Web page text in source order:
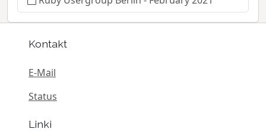
Kontakt
E-Mail
Status
Linki